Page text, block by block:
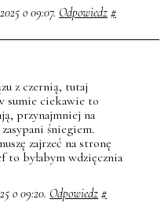
o 09:07. Odpowiedz #
z czernią, tutaj
sumie ciekawie to
przynajmniej na
śniegiem.
zajrzeć na stronę
to byłabym wdzięcznia
o 09:20. Odpowiedz #